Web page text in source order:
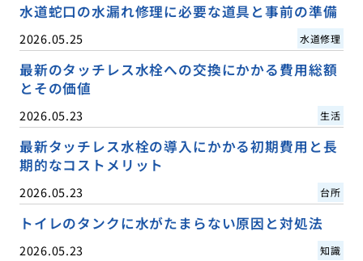
水道蛇口の水漏れ修理に必要な道具と事前の準備
2026.05.25 水道修理
最新のタッチレス水栓への交換にかかる費用総額
とその価値
2026.05.23 生活
最新タッチレス水栓の導入にかかる初期費用と長
期的なコストメリット
2026.05.23 台所
トイレのタンクに水がたまらない原因と対処法
2026.05.23 知識